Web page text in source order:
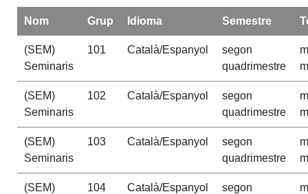
Nom Grup Idioma Semestre
(SEM)
Seminaris
101 Català/Espanyol
segon
quadrimestre
(SEM)
Seminaris
102 Català/Espanyol
segon
quadrimestre
(SEM)
Seminaris
103 Català/Espanyol
segon
quadrimestre
(SEM)
104 Català/Espanyol
segon